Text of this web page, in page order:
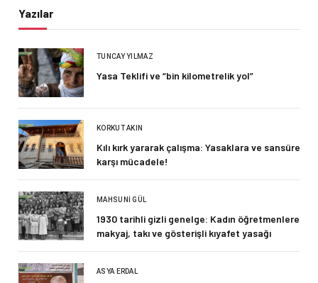
Yazılar
TUNCAY YILMAZ
Yasa Teklifi ve “bin kilometrelik yol”
KORKUT AKIN
Kılı kırk yararak çalışma: Yasaklara ve sansüre
karşı mücadele!
MAHSUNI GÜL
1930 tarihli gizli genelge: Kadın öğretmenlere
makyaj, takı ve gösterişli kıyafet yasağı
ASYA ERDAL